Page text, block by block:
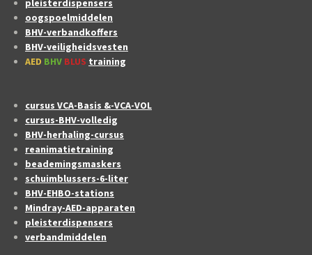
pleisterdispensers
oogspoelmiddelen
BHV-verbandkoffers
BHV-veiligheidsvesten
AED BHV BLUS training
cursus VCA-Basis &-VCA-VOL
cursus-BHV-volledig
BHV-herhaling-cursus
reanimatietraining
beademingsmaskers
schuimblussers-6-liter
BHV-EHBO-stations
Mindray-AED-apparaten
pleisterdispensers
verbandmiddelen